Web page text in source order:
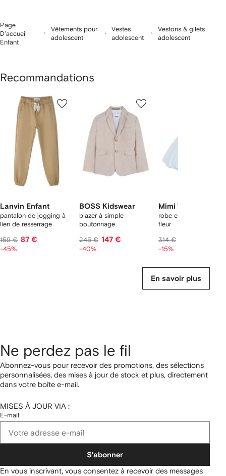
Page
D'accueil
Enfant
Vêtements pour
adolescent
Vestes
adolescent
Vestons & gilets
adolescent
Recommandations
Lanvin Enfant
pantalon de jogging à
lien de resserrage
159 € 87 €
-45%
BOSS Kidswear
blazer à simple
boutonnage
245 € 147 €
-40%
Mimi Tutu
robe en soie à détail
fleur
314 €
-15%
En savoir plus
Ne perdez pas le fil
Abonnez-vous pour recevoir des promotions, des sélections
personnalisées, des mises à jour de stock et plus, directement
dans votre boîte e-mail.
MISES À JOUR VIA :
E-mail
S'abonner
En vous inscrivant, vous consentez à recevoir des messages